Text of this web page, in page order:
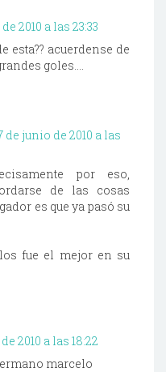
2010 a las 23:33
esta?? acuerdense de
goles....
de junio de 2010 a las
por eso,
de las cosas
es que ya pasó su
fue el mejor en su
2010 a las 18:22
marcelo